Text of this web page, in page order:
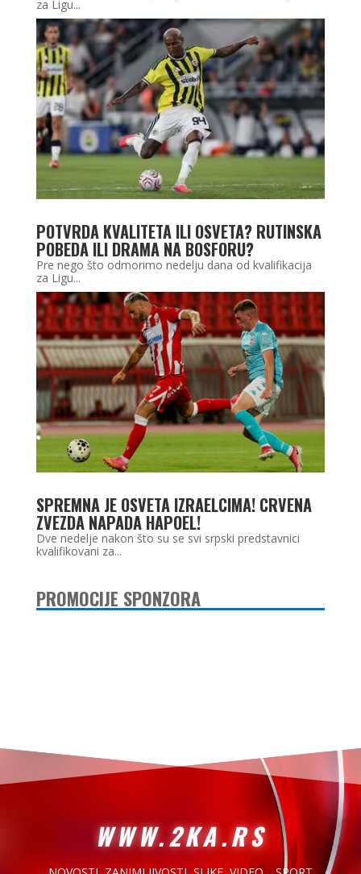
za Ligu...
POTVRDA KVALITETA ILI OSVETA? RUTINSKA
POBEDA ILI DRAMA NA BOSFORU?
Pre nego što odmorimo nedelju dana od kvalifikacija
za Ligu...
SPREMNA JE OSVETA IZRAELCIMA! CRVENA
ZVEZDA NAPADA HAPOEL!
Dve nedelje nakon što su se svi srpski predstavnici
kvalifikovani za...
PROMOCIJE SPONZORA
WWW.2KA.RS